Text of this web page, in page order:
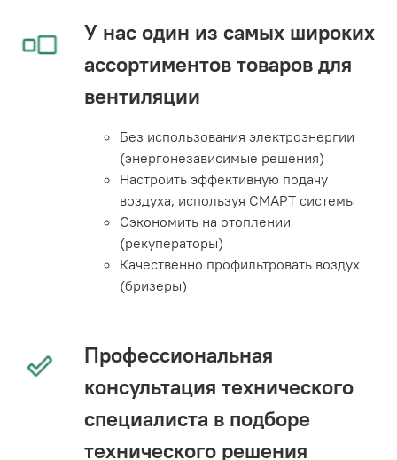
У нас один из самых широких
ассортиментов товаров для
вентиляции
Без использования электроэнергии
(энергонезависимые решения)
Настроить эффективную подачу
воздуха, используя СМАРТ системы
Сэкономить на отоплении
(рекуператоры)
Качественно профильтровать воздух
(бризеры)
Профессиональная
консультация технического
специалиста в подборе
технического решения